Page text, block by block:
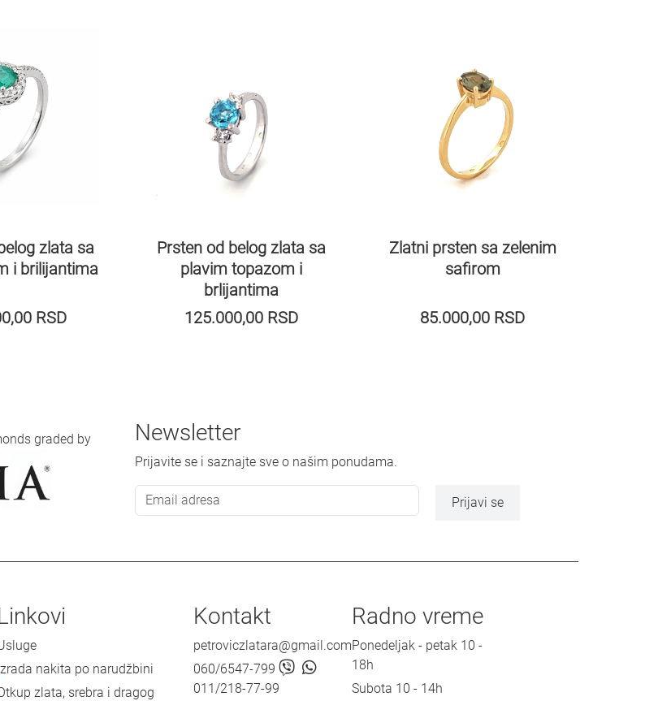
zlata sa
i brilijantima
RSD
Prsten od belog zlata sa
plavim topazom i
brlijantima
125.000,00 RSD
Zlatni prsten sa zelenim
safirom
85.000,00 RSD
graded by Newsletter
Prijavite se i saznajte sve o našim ponudama.
Prijavi se
Izrada nakita po narudžbini
zlata, srebra i dragog
Kontakt
petroviczlatara@gmail.com
060/6547-799
011/218-77-99
Radno vreme
Ponedeljak - petak 10 -
18h
Subota 10 - 14h